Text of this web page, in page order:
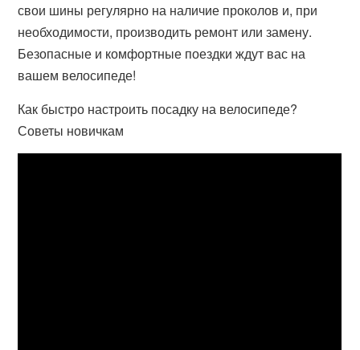
свои шины регулярно на наличие проколов и, при
необходимости, производить ремонт или замену.
Безопасные и комфортные поездки ждут вас на
вашем велосипеде!
Как быстро настроить посадку на велосипеде?
Советы новичкам